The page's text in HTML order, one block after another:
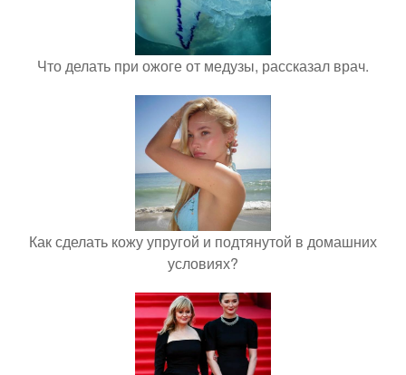
Что делать при ожоге от медузы, рассказал врач.
Как сделать кожу упругой и подтянутой в домашних
условиях?